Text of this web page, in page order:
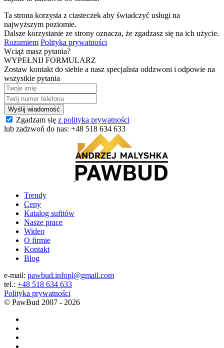
Ta strona korzysta z ciasteczek aby świadczyć usługi na
najwyższym poziomie.
Dalsze korzystanie ze strony oznacza, że zgadzasz się na ich użycie.
Rozumiem Polityka prywatności
Wciąż masz pytania?
WYPEŁNIJ FORMULARZ
Zostaw kontakt do siebie a nasz specjalista oddzwoni i odpowie na
wszystkie pytania
Zgadzam się z polityką prywatności
lub zadzwoń do nas: +48 518 634 633
Trendy
Ceny
Katalog sufitów
Nasze prace
Wideo
O firmie
Kontakt
Blog
e-mail: pawbud.infopl@gmail.com
tel.: +48 518 634 633
Polityka prywatności
© PawBud 2007 - 2026